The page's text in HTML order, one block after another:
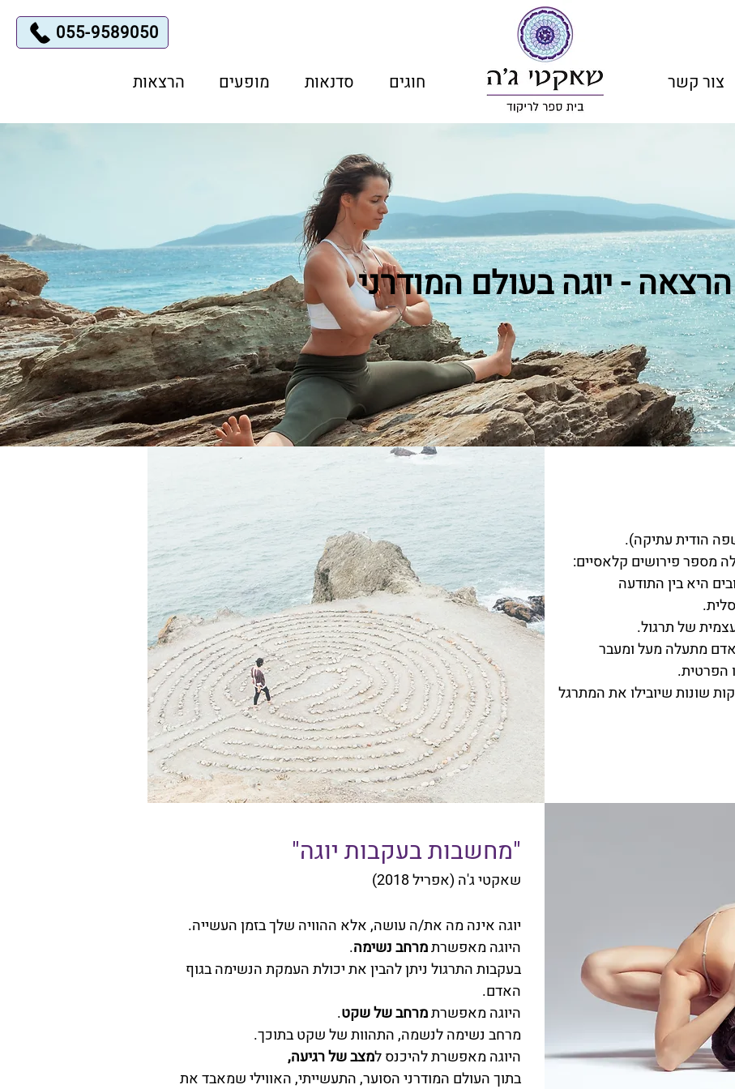
055-9589050
חוגים סדנאות מופעים הרצאות צור קשר
הרצאה - יוגה בעולם המודרני
הודית עתיקה).
היא בין התודעה
של תרגול.
מתעלה מעל ומעבר
הפרטית.
שונות שיובילו את המתרגל
"מחשבות בעקבות יוגה"
שאקטי ג'ה (אפריל 2018)
יוגה אינה מה את/ה עושה, אלא ההוויה שלך בזמן העשייה.
היוגה מאפשרתמרחב נשימה.
בעקבות התרגול ניתן להבין את יכולת העמקת הנשימה בגוף
האדם.
היוגה מאפשרתמרחב של שקט.
מרחב נשימה לנשמה, התהוות של שקט בתוכך.
היוגה מאפשרת להיכנס למצב של רגיעה,
בתוך העולם המודרני הסוער, התעשייתי, האווילי שמאבד את